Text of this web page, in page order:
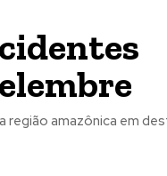
região amazônica em